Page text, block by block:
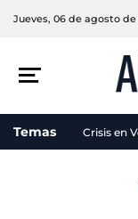
Jueves, 06 de agosto de
Temas Crisis en